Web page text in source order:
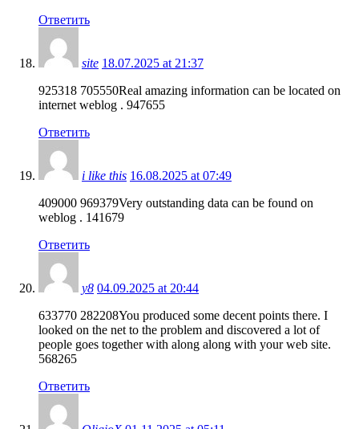
Ответить
site 18.07.2025 at 21:37
925318 705550Real amazing information can be located on
internet weblog . 947655
Ответить
i like this 16.08.2025 at 07:49
409000 969379Very outstanding data can be found on
weblog . 141679
Ответить
y8 04.09.2025 at 20:44
633770 282208You produced some decent points there. I
looked on the net to the problem and discovered a lot of
people goes together with along along with your web site.
568265
Ответить